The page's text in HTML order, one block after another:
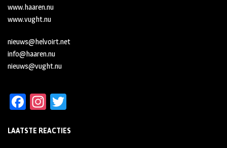
www.haaren.nu
www.vught.nu
nieuws@helvoirt.net
info@haaren.nu
nieuws@vught.nu
Fa
b
In
ag tt
LAATSTE REACTIES